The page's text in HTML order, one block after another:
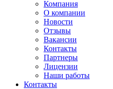
Компания
О компании
Новости
Отзывы
Вакансии
Контакты
Партнеры
Лицензии
Наши работы
Контакты